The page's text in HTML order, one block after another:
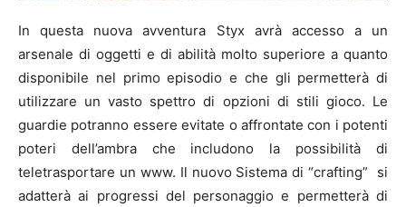
In questa nuova avventura Styx avrà accesso a un
arsenale di oggetti e di abilità molto superiore a quanto
disponibile nel primo episodio e che gli permetterà di
utilizzare un vasto spettro di opzioni di stili gioco. Le
guardie potranno essere evitate o affrontate con i potenti
poteri dell’ambra che includono la possibilità di
teletrasportare un www. Il nuovo Sistema di “crafting” si
adatterà ai progressi del personaggio e permetterà di